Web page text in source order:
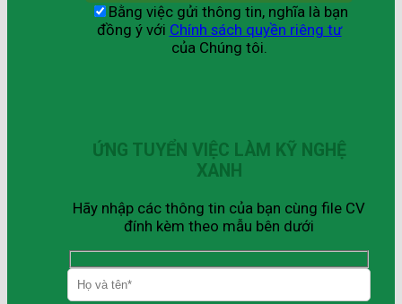
Bằng việc gửi thông tin, nghĩa là bạn
đồng ý với Chính sách quyền riêng tư
của Chúng tôi.
ỨNG TUYỂN VIỆC LÀM KỸ NGHỆ
XANH
Hãy nhập các thông tin của bạn cùng file CV
đính kèm theo mẫu bên dưới